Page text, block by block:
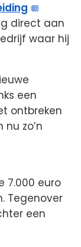
direct aan
waar hij
een
ontbreken
zo’n
7.000 euro
Tegenover
een